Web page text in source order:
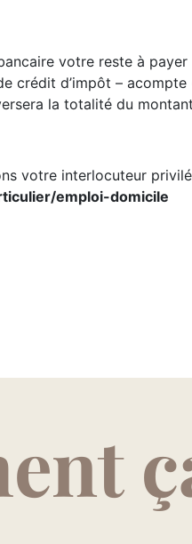
votre reste à
crédit d’impôt –
la totalité du
votre interlocuteur
emploi-domicile